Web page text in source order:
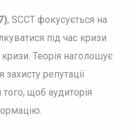
, SCCT фокусується на
під час кризи
Теорія наголошує
захисту репутації
того, щоб аудиторія